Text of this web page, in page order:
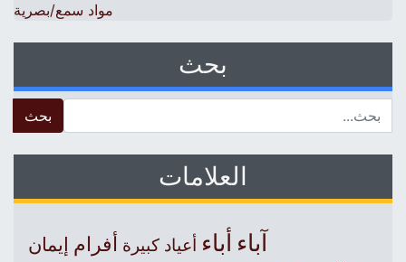
مواد سمع/بصرية
بحث
العلامات
آباءأباء أعياد كبيرة أفرام إيمان